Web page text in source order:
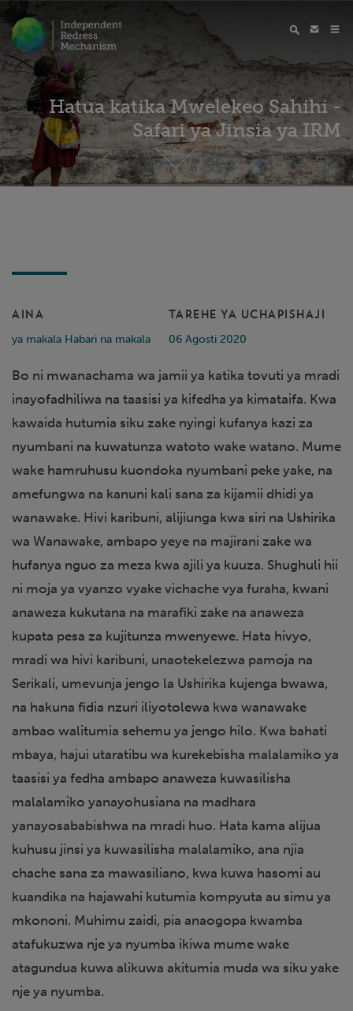
Hatua katika Mwelekeo Sahihi -
Safari ya Jinsia ya IRM
AINA
ya makala Habari na makala
TAREHE YA UCHAPISHAJI
06 Agosti 2020
Bo ni mwanachama wa jamii ya katika tovuti ya mradi
inayofadhiliwa na taasisi ya kifedha ya kimataifa. Kwa
kawaida hutumia siku zake nyingi kufanya kazi za
nyumbani na kuwatunza watoto wake watano. Mume
wake hamruhusu kuondoka nyumbani peke yake, na
amefungwa na kanuni kali sana za kijamii dhidi ya
wanawake. Hivi karibuni, alijiunga kwa siri na Ushirika
wa Wanawake, ambapo yeye na majirani zake wa
hufanya nguo za meza kwa ajili ya kuuza. Shughuli hii
ni moja ya vyanzo vyake vichache vya furaha, kwani
anaweza kukutana na marafiki zake na anaweza
kupata pesa za kujitunza mwenyewe. Hata hivyo,
mradi wa hivi karibuni, unaotekelezwa pamoja na
Serikali, umevunja jengo la Ushirika kujenga bwawa,
na hakuna fidia nzuri iliyotolewa kwa wanawake
ambao walitumia sehemu ya jengo hilo. Kwa bahati
mbaya, hajui utaratibu wa kurekebisha malalamiko ya
taasisi ya fedha ambapo anaweza kuwasilisha
malalamiko yanayohusiana na madhara
yanayosababishwa na mradi huo. Hata kama alijua
kuhusu jinsi ya kuwasilisha malalamiko, ana njia
chache sana za mawasiliano, kwa kuwa hasomi au
kuandika na hajawahi kutumia kompyuta au simu ya
mkononi. Muhimu zaidi, pia anaogopa kwamba
atafukuzwa nje ya nyumba ikiwa mume wake
atagundua kuwa alikuwa akitumia muda wa siku yake
nje ya nyumba.